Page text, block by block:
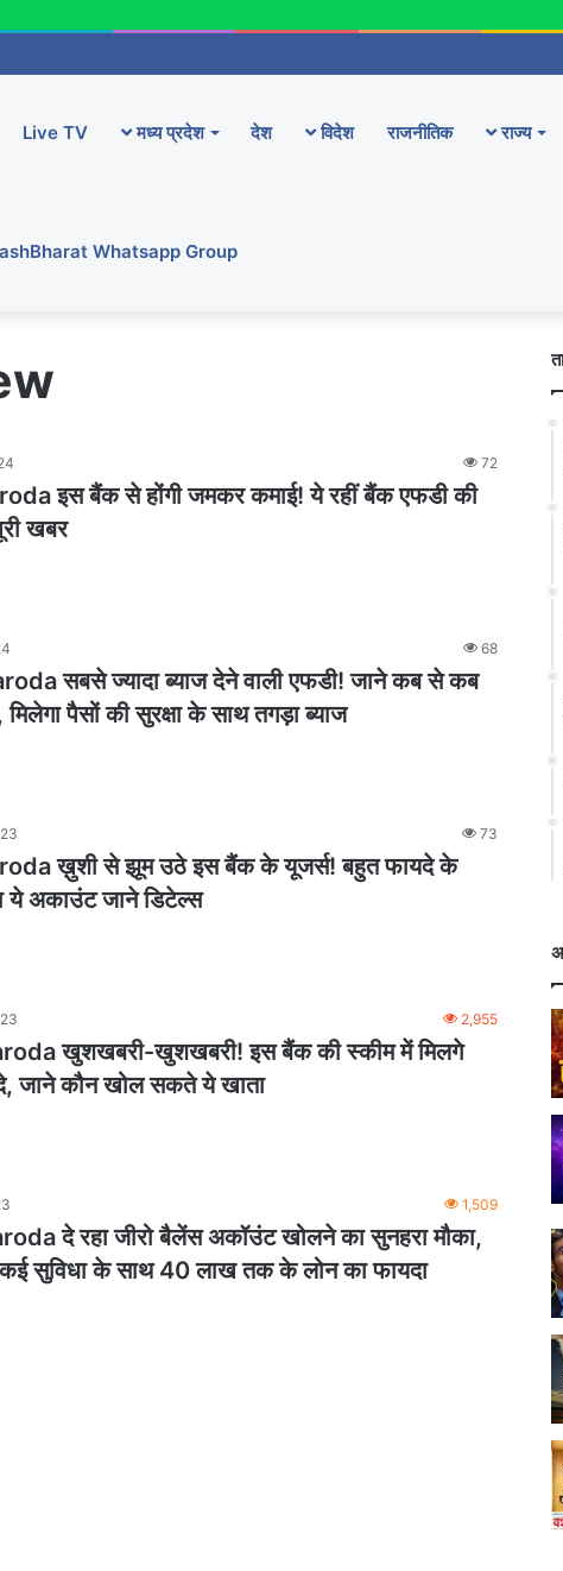
Live TV मध्य प्रदेश देश विदेश राजनीतिक राज्य
Whatsapp Group
72
इस बैंक से होंगी जमकर कमाई! ये रहीं बैंक एफडी की
खबर
68
सबसे ज्यादा ब्याज देने वाली एफडी! जाने कब से कब
पैसों की सुरक्षा के साथ तगड़ा ब्याज
73
ख़ुशी से झूम उठे इस बैंक के यूजर्स! बहुत फायदे के
ये अकाउंट जाने डिटेल्स
2,955
खुशखबरी-खुशखबरी! इस बैंक की स्कीम में मिलगे
जाने कौन खोल सकते ये खाता
1,509
दे रहा जीरो बैलेंस अकॉउंट खोलने का सुनहरा मौका,
सुविधा के साथ 40 लाख तक के लोन का फायदा